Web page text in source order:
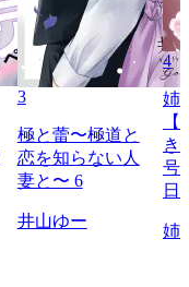
3
極と蕾〜極道と
恋を知らない人
妻と〜 6
井山ゆー
4
姉
き
号
日
姉